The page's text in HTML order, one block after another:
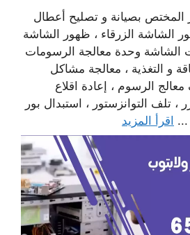
المختص بصيانة و تصليح أعطال
الشاشة الزرقاء ، ظهور الشاشة
الشاشة وحدة معالجة الرسومات
و التغذية ، معالجة مشاكل
معالج الرسوم ، إعادة اقلاع
تلف التوانزستور ، استبدال بور
... اقرأ المزيد